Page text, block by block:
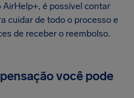
é possível contar
cuidar de todo o processo e
de receber o reembolso.
você pode